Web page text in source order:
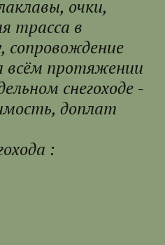
очки,
трасса в
сопровождение
всём протяжении
снегоходе -
доплат
: